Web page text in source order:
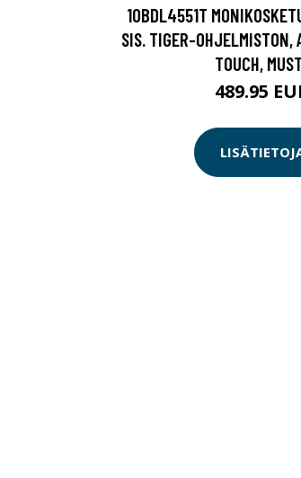
10BDL4551T
SIS. TIGER-OHJELMISTON,
TOUCH,
489.95